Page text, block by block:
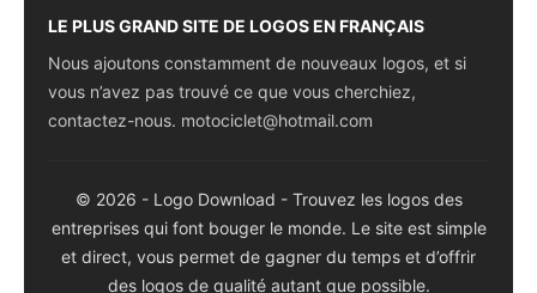
LE PLUS GRAND SITE DE LOGOS EN FRANÇAIS
Nous ajoutons constamment de nouveaux logos, et si
vous n’avez pas trouvé ce que vous cherchiez,
contactez-nous. motociclet@hotmail.com
© 2026 - Logo Download - Trouvez les logos des
entreprises qui font bouger le monde. Le site est simple
et direct, vous permet de gagner du temps et d’offrir
des logos de qualité autant que possible.